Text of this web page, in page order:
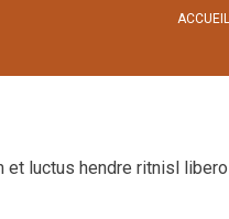
Vous
ACCUEIL
luctus hendre ritnisl